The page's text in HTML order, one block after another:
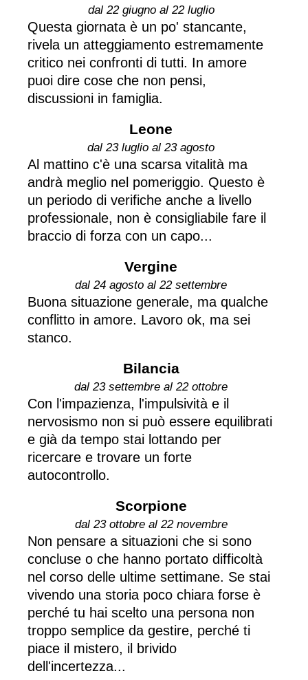
dal 22 giugno al 22 luglio
Questa giornata è un po' stancante,
rivela un atteggiamento estremamente
critico nei confronti di tutti. In amore
puoi dire cose che non pensi,
discussioni in famiglia.
Leone
dal 23 luglio al 23 agosto
Al mattino c'è una scarsa vitalità ma
andrà meglio nel pomeriggio. Questo è
un periodo di verifiche anche a livello
professionale, non è consigliabile fare il
braccio di forza con un capo...
Vergine
dal 24 agosto al 22 settembre
Buona situazione generale, ma qualche
conflitto in amore. Lavoro ok, ma sei
stanco.
Bilancia
dal 23 settembre al 22 ottobre
Con l'impazienza, l'impulsività e il
nervosismo non si può essere equilibrati
e già da tempo stai lottando per
ricercare e trovare un forte
autocontrollo.
Scorpione
dal 23 ottobre al 22 novembre
Non pensare a situazioni che si sono
concluse o che hanno portato difficoltà
nel corso delle ultime settimane. Se stai
vivendo una storia poco chiara forse è
perché tu hai scelto una persona non
troppo semplice da gestire, perché ti
piace il mistero, il brivido
dell'incertezza...